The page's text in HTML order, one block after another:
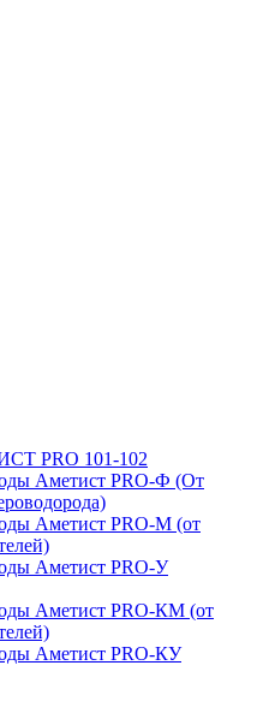
PRO 101-102
Аметист PRO-Ф (От
Аметист PRO-M (от
Аметист PRO-У
Аметист PRO-КM (от
Аметист PRO-КУ